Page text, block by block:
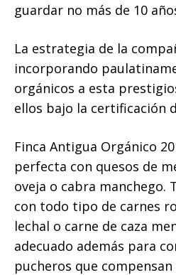
guardar no más de 10
La estrategia de la
incorporando
orgánicos a esta
ellos bajo la certificación
Finca Antigua Orgánico
perfecta con quesos de
oveja o cabra manchego.
con todo tipo de carnes
lechal o carne de caza
adecuado además para
pucheros que